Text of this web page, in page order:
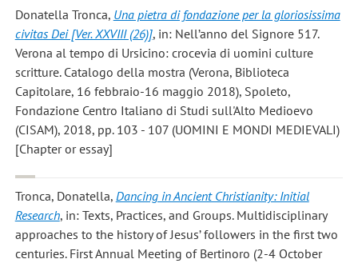
Donatella Tronca, Una pietra di fondazione per la gloriosissima
civitas Dei [Ver. XXVIII (26)], in: Nell’anno del Signore 517.
Verona al tempo di Ursicino: crocevia di uomini culture
scritture. Catalogo della mostra (Verona, Biblioteca
Capitolare, 16 febbraio-16 maggio 2018), Spoleto,
Fondazione Centro Italiano di Studi sull'Alto Medioevo
(CISAM), 2018, pp. 103 - 107 (UOMINI E MONDI MEDIEVALI)
[Chapter or essay]
Tronca, Donatella, Dancing in Ancient Christianity: Initial
Research, in: Texts, Practices, and Groups. Multidisciplinary
approaches to the history of Jesus’ followers in the first two
centuries. First Annual Meeting of Bertinoro (2-4 October